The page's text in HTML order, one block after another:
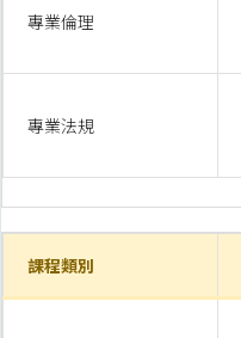
專業倫理
專業法規
課程類別